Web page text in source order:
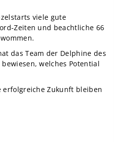
viele gute
Zeiten und beachtliche 66
das Team der Delphine des
welches Potential
erfolgreiche Zukunft bleiben